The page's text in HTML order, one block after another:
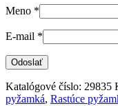
Meno *
E-mail *
Katalógové číslo: 29835
pyžamká, Rastúce